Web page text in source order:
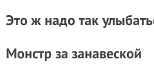
Это ж надо так
Монстр за занавеской